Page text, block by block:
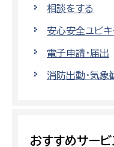
相談をする
安心安全ユビキ
電子申請・届出
消防出動・気象
おすすめサービ